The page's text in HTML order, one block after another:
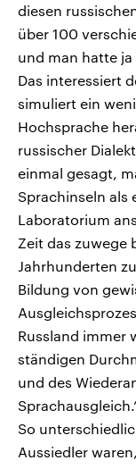
diesen
über 100
und man hatte
Das interessiert
simuliert ein
Hochsprache
russischer
einmal gesagt,
Sprachinseln als
Laboratorium
Zeit das zuwege
Jahrhunderten
Bildung von
Russland immer
ständigen
und des
So
Aussiedler